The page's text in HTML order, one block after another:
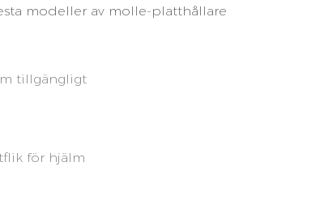
modeller av molle-platthållare
tillgängligt
för hjälm